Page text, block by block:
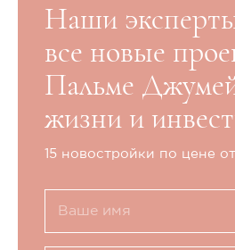
Наши
все новые
Пальме
жизни и
15 новостройки по цене